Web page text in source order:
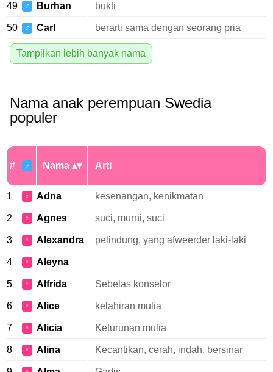
49 ♂ Burhan bukti
50 ♂ Carl berarti sama dengan seorang pria
Tampilkan lebih banyak nama
Nama anak perempuan Swedia
populer
# ♂ Nama Arti
1 ♀ Adna kesenangan, kenikmatan
2 ♀ Agnes suci, murni, suci
3 ♀ Alexandra pelindung, yang afweerder laki-laki
4 ♀ Aleyna
5 ♀ Alfrida Sebelas konselor
6 ♀ Alice kelahiran mulia
7 ♀ Alicia Keturunan mulia
8 ♀ Alina Kecantikan, cerah, indah, bersinar